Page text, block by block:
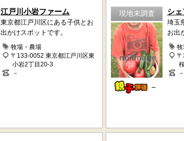
江戸川小岩ファーム
東京都江戸川区にある子供とお
出かけスポットです。
牧場・農場
〒133-0052 東京都江戸川区東
小岩2丁目20-3
－
現地未調査
－
シ
埼玉
お出
牧
〒
－